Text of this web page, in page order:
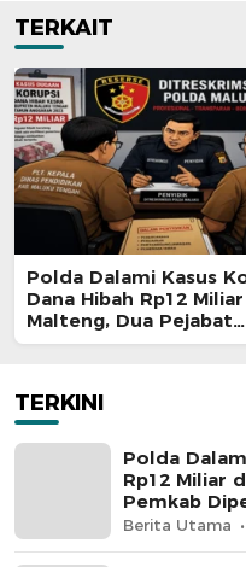
TERKAIT
Polda Dalami Kasus
Dana Hibah Rp12
Malteng, Dua Pejabat
Pemkab Diperiksa
TERKINI
Polda
Rp12 Miliar
Pemkab
Berita Utama